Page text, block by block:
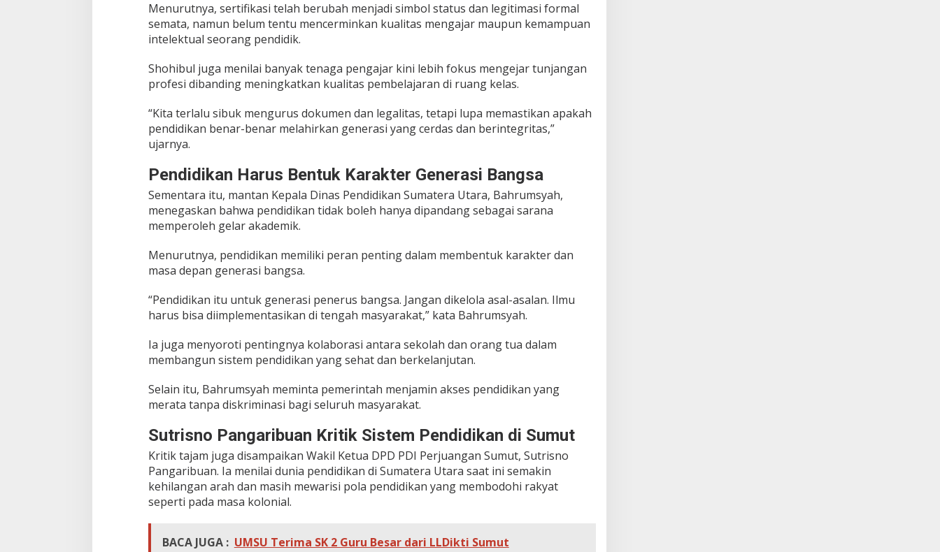
Menurutnya, sertifikasi telah berubah menjadi simbol status dan legitimasi formal
semata, namun belum tentu mencerminkan kualitas mengajar maupun kemampuan
intelektual seorang pendidik.
Shohibul juga menilai banyak tenaga pengajar kini lebih fokus mengejar tunjangan
profesi dibanding meningkatkan kualitas pembelajaran di ruang kelas.
“Kita terlalu sibuk mengurus dokumen dan legalitas, tetapi lupa memastikan apakah
pendidikan benar-benar melahirkan generasi yang cerdas dan berintegritas,”
ujarnya.
Pendidikan Harus Bentuk Karakter Generasi Bangsa
Sementara itu, mantan Kepala Dinas Pendidikan Sumatera Utara, Bahrumsyah,
menegaskan bahwa pendidikan tidak boleh hanya dipandang sebagai sarana
memperoleh gelar akademik.
Menurutnya, pendidikan memiliki peran penting dalam membentuk karakter dan
masa depan generasi bangsa.
“Pendidikan itu untuk generasi penerus bangsa. Jangan dikelola asal-asalan. Ilmu
harus bisa diimplementasikan di tengah masyarakat,” kata Bahrumsyah.
Ia juga menyoroti pentingnya kolaborasi antara sekolah dan orang tua dalam
membangun sistem pendidikan yang sehat dan berkelanjutan.
Selain itu, Bahrumsyah meminta pemerintah menjamin akses pendidikan yang
merata tanpa diskriminasi bagi seluruh masyarakat.
Sutrisno Pangaribuan Kritik Sistem Pendidikan di Sumut
Kritik tajam juga disampaikan Wakil Ketua DPD PDI Perjuangan Sumut, Sutrisno
Pangaribuan. Ia menilai dunia pendidikan di Sumatera Utara saat ini semakin
kehilangan arah dan masih mewarisi pola pendidikan yang membodohi rakyat
seperti pada masa kolonial.
BACA JUGA : UMSU Terima SK 2 Guru Besar dari LLDikti Sumut